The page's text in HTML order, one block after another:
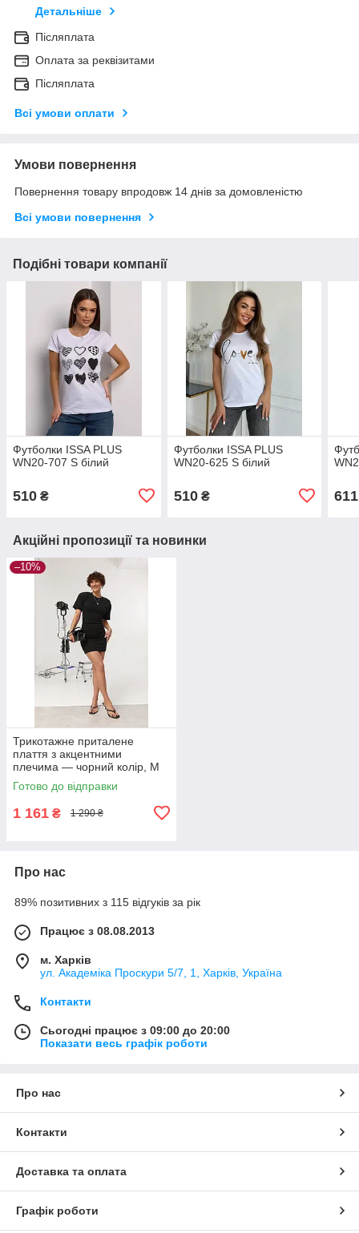
Детальніше
Післяплата
Оплата за реквізитами
Післяплата
Всі умови оплати
Умови повернення
Повернення товару впродовж 14 днів за домовленістю
Всі умови повернення
Подібні товари компанії
Футболки ISSA PLUS
WN20-707 S білий
510 ₴
Футболки ISSA PLUS
WN20-625 S білий
510₴ 611
Акційні пропозиції та новинки
–10%
Трикотажне приталене
плаття з акцентними
плечима — чорний колір, M
(є розміри)
Готово до відправки
1 161 ₴ 1 290 ₴
Про нас
89% позитивних з 115 відгуків за рік
Працює з 08.08.2013
м. Харків
ул. Академіка Проскури 5/7, 1, Харків, Україна
Контакти
Сьогодні працює з 09:00 до 20:00
Показати весь графік роботи
Про нас
Контакти
Доставка та оплата
Графік роботи